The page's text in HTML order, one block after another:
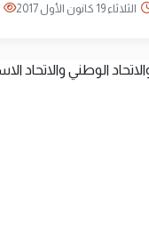
الثلاثاء 19 كانون الأول 2017